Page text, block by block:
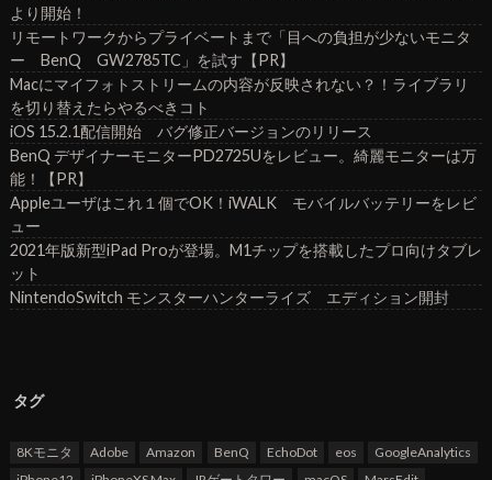
より開始！
リモートワークからプライベートまで「目への負担が少ないモニタ
ー BenQ GW2785TC」を試す【PR】
Macにマイフォトストリームの内容が反映されない？！ライブラリ
を切り替えたらやるべきコト
iOS 15.2.1配信開始 バグ修正バージョンのリリース
BenQ デザイナーモニターPD2725Uをレビュー。綺麗モニターは万
能！【PR】
Appleユーザはこれ１個でOK！iWALK モバイルバッテリーをレビ
ュー
2021年版新型iPad Proが登場。M1チップを搭載したプロ向けタブレ
ット
NintendoSwitch モンスターハンターライズ エディション開封
タグ
8Kモニタ Adobe Amazon BenQ EchoDot eos
GoogleAnalytics